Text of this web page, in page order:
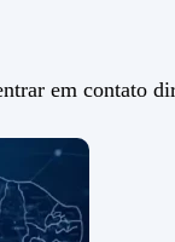
em contato